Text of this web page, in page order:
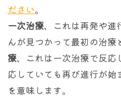
ださい。
一次治療、これは再発や進
んが見つかって最初の治療
療、これは一次治療で反応
応していても再び進行が
を意味します。